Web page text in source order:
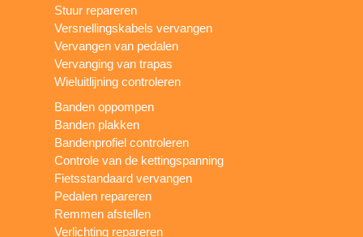
Stuur repareren
Versnellingskabels vervangen
Vervangen van pedalen
Vervanging van trapas
Wieluitlijning controleren
Banden oppompen
Banden plakken
Bandenprofiel controleren
Controle van de kettingspanning
Fietsstandaard vervangen
Pedalen repareren
Remmen afstellen
Verlichting repareren